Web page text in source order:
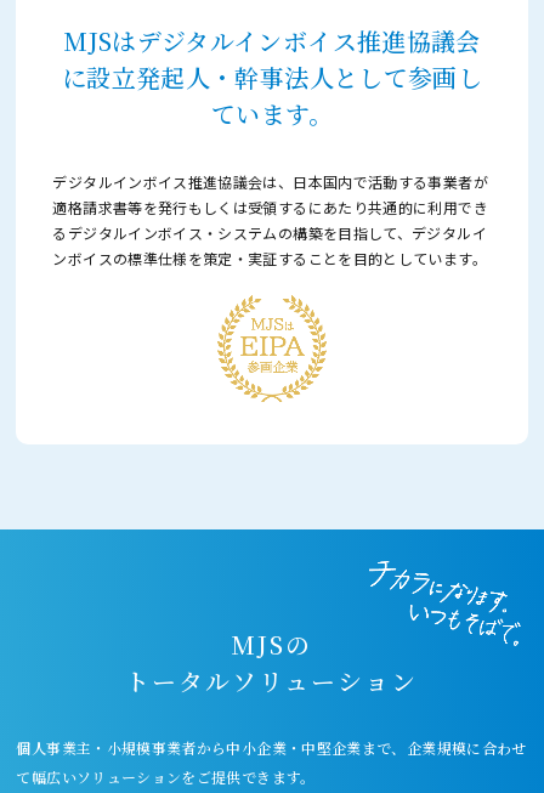
MJSはデジタルインボイス推進協議会
に設立発起人・幹事法人として参画し
ています。
デジタルインボイス推進協議会は、日本国内で活動する事業者が
適格請求書等を発行もしくは受領するにあたり共通的に利用でき
るデジタルインボイス・システムの構築を目指して、 デジタルイ
ンボイスの標準仕様を策定・実証することを目的としています。
MJSの
トータルソリューション
個人事業主・小規模事業者から中小企業・中堅企業まで、企業規模に合わせ
て幅広いソリューションをご提供できます。